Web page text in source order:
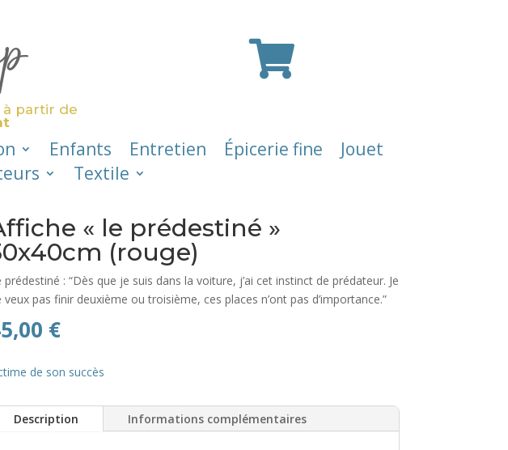
à partir de

Enfants Entretien Épicerie fine
Jouet
Textile
« le prédestiné »
(rouge)
prédestiné : “Dès que je suis dans la voiture, j’ai cet instinct de prédateur. Je
veux pas finir deuxième ou troisième, ces places n’ont pas d’importance.”
€
de son succès
Description Informations complémentaires